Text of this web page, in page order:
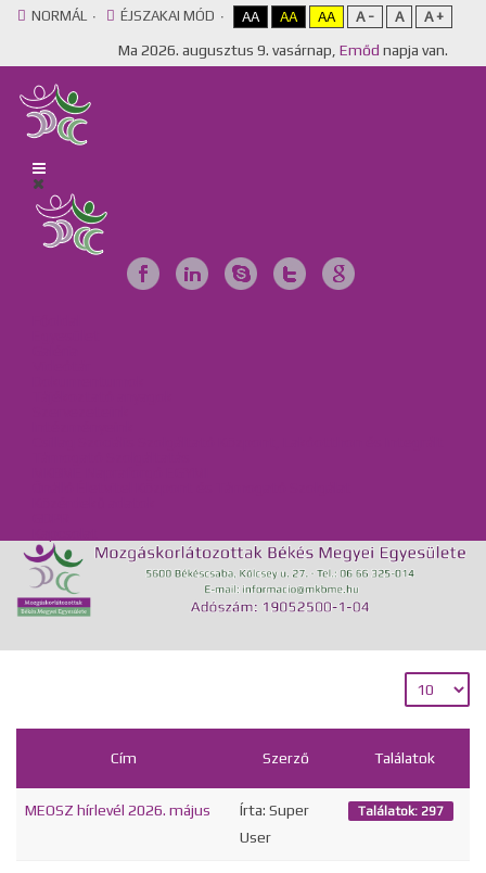
NORMÁL ÉJSZAKAI MÓD AA AA AA A - A A +
Ma 2026. augusztus 9. vasárnap, Emőd napja van.
Cím Szerző Találatok
MEOSZ hírlevél 2026. május
Írta: Super
User
Találatok: 297